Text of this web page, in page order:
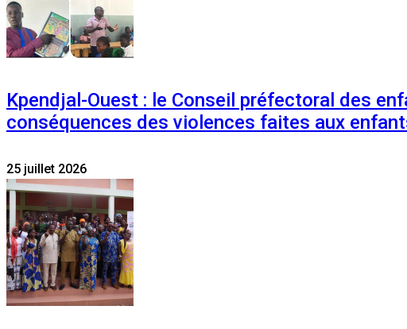
Kpendjal-Ouest : le Conseil préfectoral des
conséquences des violences faites aux
25 juillet 2026